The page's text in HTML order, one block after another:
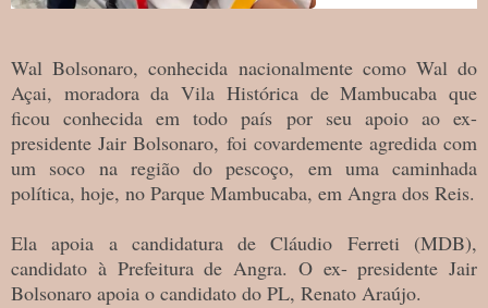
Wal Bolsonaro, conhecida nacionalmente como Wal do
Açai, moradora da Vila Histórica de Mambucaba que
ficou conhecida em todo país por seu apoio ao ex-
presidente Jair Bolsonaro, foi covardemente agredida com
um soco na região do pescoço, em uma caminhada
política, hoje, no Parque Mambucaba, em Angra dos Reis.
Ela apoia a candidatura de Cláudio Ferreti (MDB),
candidato à Prefeitura de Angra. O ex- presidente Jair
Bolsonaro apoia o candidato do PL, Renato Araújo.